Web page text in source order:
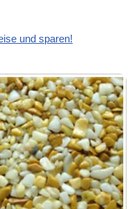
und sparen!